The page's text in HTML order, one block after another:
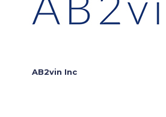
AB2vin Inc